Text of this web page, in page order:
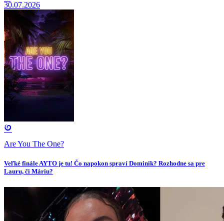
30.07.2026
Are You The One?
Veľké finále AYTO je tu! Čo napokon spraví Dominik? Rozhodne sa pre
Lauru, či Máriu?